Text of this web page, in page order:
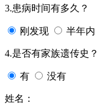
3.患病时间有多久？
刚发现 半年内
4.是否有家族遗传史？
有 没有
姓名：